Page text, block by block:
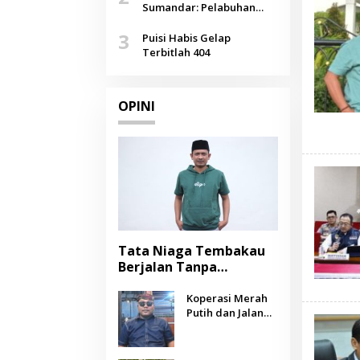
Agustus
Sumandar: Pelabuhan
Selendang Benang Merah
Lombang
3
Puisi Habis Gelap
Terbitlah 404
OPINI
Tata Niaga Tembakau
Berjalan Tanpa
Negara Berpihak
kepada Petani?
Koperasi Merah
Putih dan Jalan